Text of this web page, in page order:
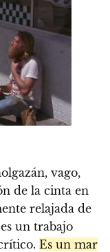
vago,
de la cinta en
relajada de
un trabajo
Es un mar